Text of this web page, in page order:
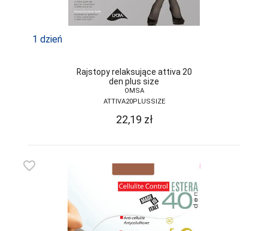
GRAWEX
HANNA STYLE
HENDERSON
INEZ
INTENSO
IRALL
ITALIAN
FASHION
JAGODA
1 dzień
Rajstopy relaksujące attiva 20
den plus size
OMSA
ATTIVA20PLUSSIZE
22,19 zł
favorite_border